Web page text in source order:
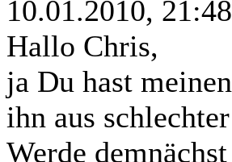
10.01.2010, 21:48
Hallo Chris,
ja Du hast
ihn aus
Werde